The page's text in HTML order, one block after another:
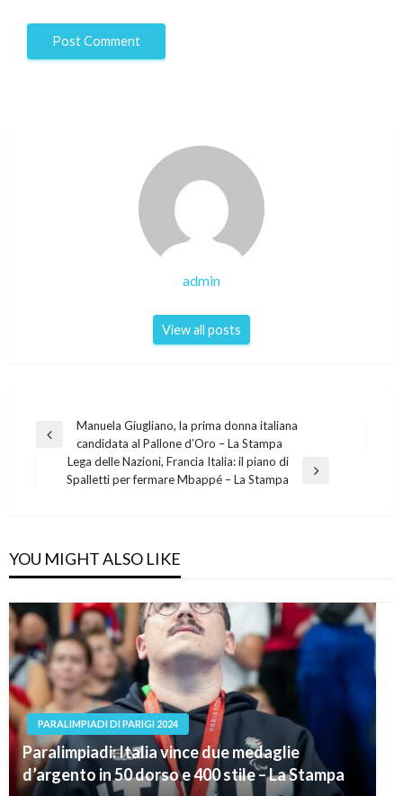
admin
View all posts
Post
navigation
Previous
Manuela Giugliano, la prima donna italiana
candidata al Pallone d’Oro – La Stampa
Next
Lega delle Nazioni, Francia Italia: il piano di
Spalletti per fermare Mbappé – La Stampa
YOU MIGHT ALSO LIKE
PARALIMPIADI DI PARIGI 2024
Paralimpiadi: Italia vince due medaglie
d’argento in 50 dorso e 400 stile – La Stampa